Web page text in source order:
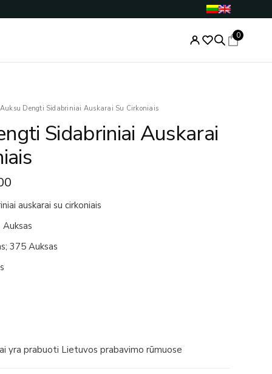
0
Dengti Sidabriniai Auskarai Su Cirkoniais
Sidabriniai Auskarai
Current
is:
€79.00.
auskarai su cirkoniais
375 Auksas
yra prabuoti Lietuvos prabavimo rūmuose